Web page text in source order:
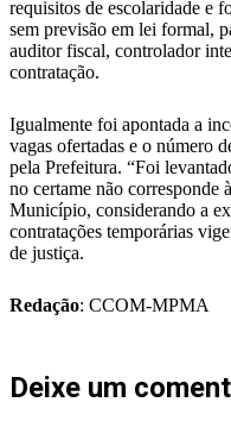
requisitos de escolaridade e
sem previsão em lei formal,
auditor fiscal, controlador
contratação.
Igualmente foi apontada a
vagas ofertadas e o número
pela Prefeitura. “Foi
no certame não corresponde
Município, considerando a
contratações temporárias
de justiça.
Redação: CCOM-MPMA
Deixe um